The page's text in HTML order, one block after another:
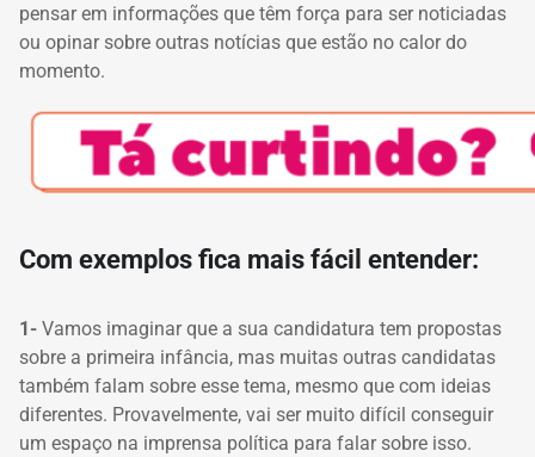
pensar em informações que têm força para ser noticiadas
ou opinar sobre outras notícias que estão no calor do
momento.
Com exemplos fica mais fácil entender:
1- Vamos imaginar que a sua candidatura tem propostas
sobre a primeira infância, mas muitas outras candidatas
também falam sobre esse tema, mesmo que com ideias
diferentes. Provavelmente, vai ser muito difícil conseguir
um espaço na imprensa política para falar sobre isso.